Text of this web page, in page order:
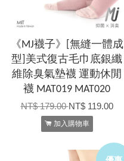
《MJ襪子》[無縫一體成
型]美式復古毛巾底銀纖
維除臭氣墊襪 運動休閒
襪 MAT019 MAT020
NT$ 179.00NT$ 119.00
加入購物車